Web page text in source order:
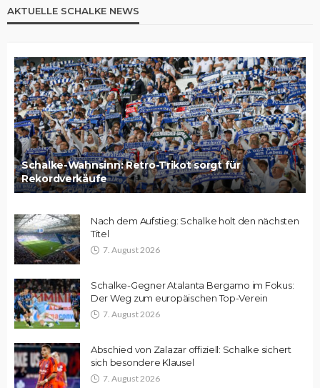
AKTUELLE SCHALKE NEWS
Schalke-Wahnsinn: Retro-Trikot sorgt für
Rekordverkäufe
Nach dem Aufstieg: Schalke holt den nächsten
Titel
7. August 2026
Schalke-Gegner Atalanta Bergamo im Fokus:
Der Weg zum europäischen Top-Verein
7. August 2026
Abschied von Zalazar offiziell: Schalke sichert
sich besondere Klausel
7. August 2026